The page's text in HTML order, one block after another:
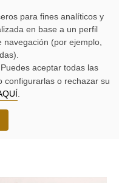
para fines analíticos y
en base a un perfil
(por ejemplo,
aceptar todas las
configurarlas o rechazar su